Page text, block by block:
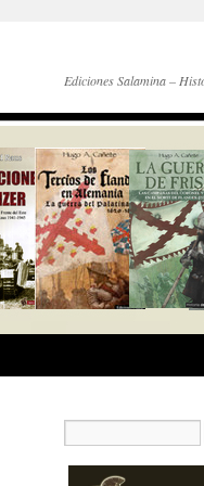
Ediciones Salamina –